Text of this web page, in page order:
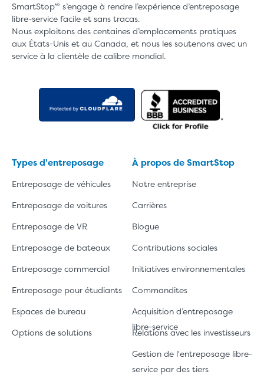
SmartStop🅫 s’engage à rendre l’expérience d’entreposage
libre-service facile et sans tracas.
Nous exploitons des centaines d’emplacements pratiques
aux États-Unis et au Canada, et nous les soutenons avec un
service à la clientèle de calibre mondial.
Types d'entreposage
Entreposage de véhicules
Entreposage de voitures
Entreposage de VR
Entreposage de bateaux
Entreposage commercial
Entreposage pour étudiants
Espaces de bureau
Options de solutions
À propos de SmartStop
Notre entreprise
Carrières
Blogue
Contributions sociales
Initiatives environnementales
Commandites
Acquisition d’entreposage
libre-service
Relations avec les investisseurs
Gestion de l'entreposage libre-
service par des tiers